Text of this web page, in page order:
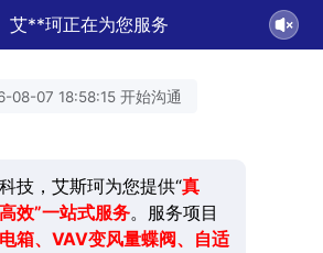
艾**珂正在为您服务
08-07 18:58:15 开始沟通
技，艾斯珂为您提供“真
效”一站式服务。服务项目
箱、VAV变风量蝶阀、自适